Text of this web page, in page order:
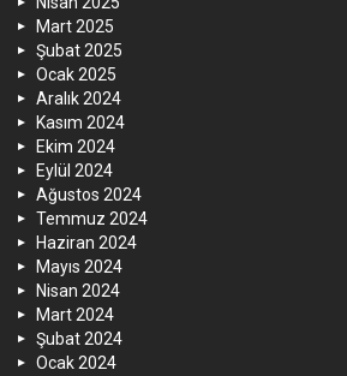
Mart 2025
Şubat 2025
Ocak 2025
Aralık 2024
Kasım 2024
Ekim 2024
Eylül 2024
Ağustos 2024
Temmuz 2024
Haziran 2024
Mayıs 2024
Nisan 2024
Mart 2024
Şubat 2024
Ocak 2024